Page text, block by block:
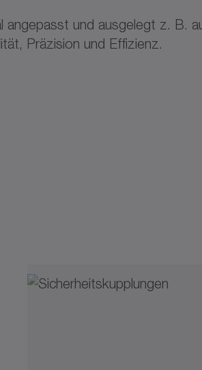
und ausgelegt z. B.
Präzision und Effizienz.